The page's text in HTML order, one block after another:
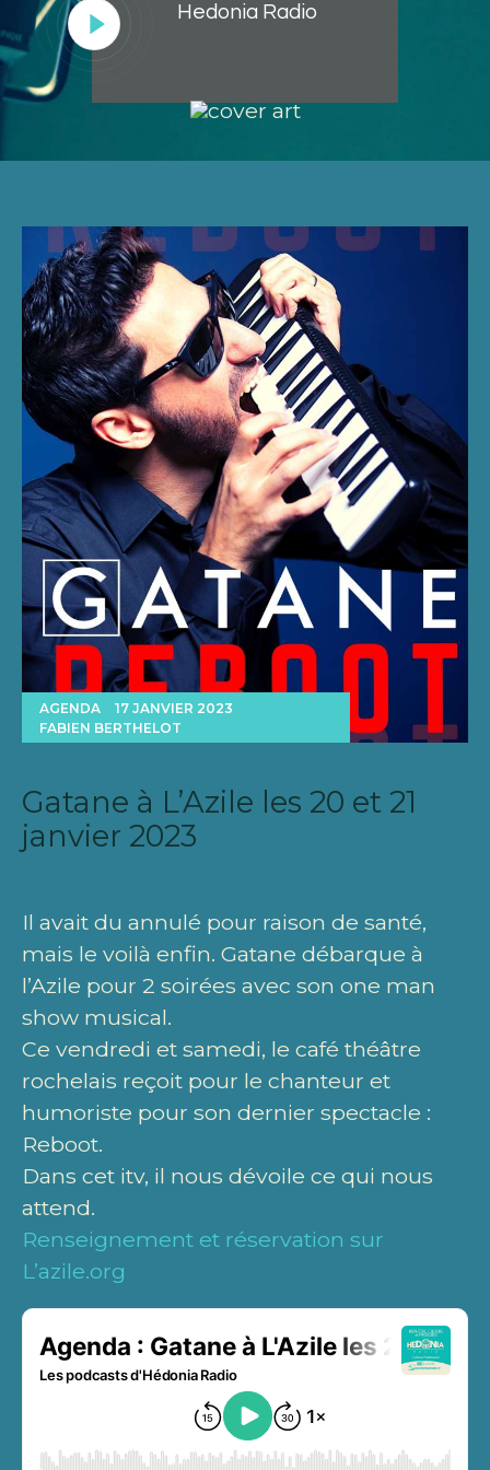
Hedonia Radio
AGENDA
17 JANVIER 2023
FABIEN BERTHELOT
Gatane à L’Azile les 20 et 21
janvier 2023
Il avait du annulé pour raison de santé,
mais le voilà enfin. Gatane débarque à
l’Azile pour 2 soirées avec son one man
show musical.
Ce vendredi et samedi, le café théâtre
rochelais reçoit pour le chanteur et
humoriste pour son dernier spectacle :
Reboot.
Dans cet itv, il nous dévoile ce qui nous
attend.
Renseignement et réservation sur
L’azile.org